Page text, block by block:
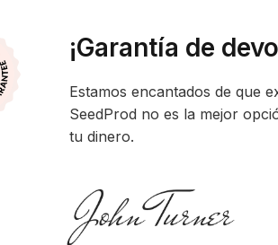
¡Garantía de
Estamos encantados de que
SeedProd no es la mejor
tu dinero.